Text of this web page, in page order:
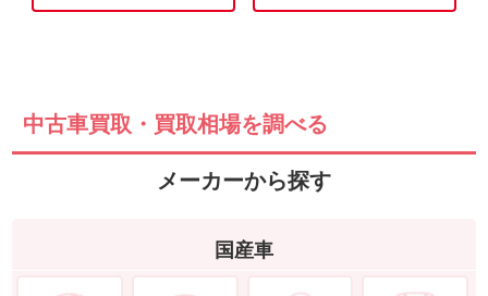
中古車買取・買取相場を調べる
メーカーから探す
国産車